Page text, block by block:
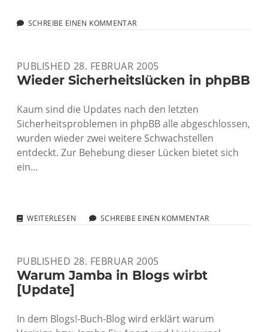
SCHREIBE EINEN KOMMENTAR
PUBLISHED 28. FEBRUAR 2005
Wieder Sicherheitslücken in phpBB
Kaum sind die Updates nach den letzten
Sicherheitsproblemen in phpBB alle abgeschlossen,
wurden wieder zwei weitere Schwachstellen
entdeckt. Zur Behebung dieser Lücken bietet sich
ein…
WEITERLESEN WIEDERSCHREIBE EINEN KOMMENTAR
PUBLISHED 28. FEBRUAR 2005
Warum Jamba in Blogs wirbt
[Update]
In dem Blogs!-Buch-Blog wird erklärt warum